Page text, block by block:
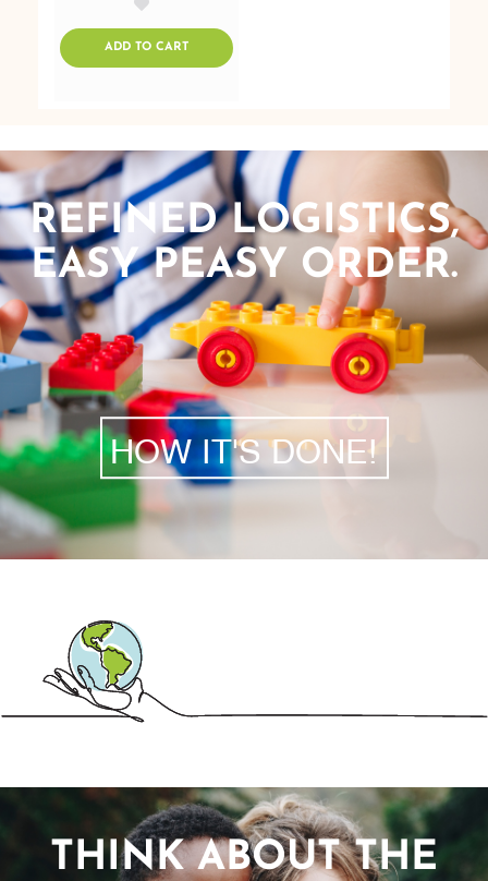
ADD TO CARTADDTOCART
REFINED LOGISTICS,
EASY PEASY ORDER.
HOW IT'S DONE!
THINK ABOUT THE